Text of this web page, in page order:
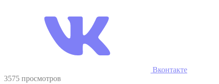
Вконтакте
3575 просмотров